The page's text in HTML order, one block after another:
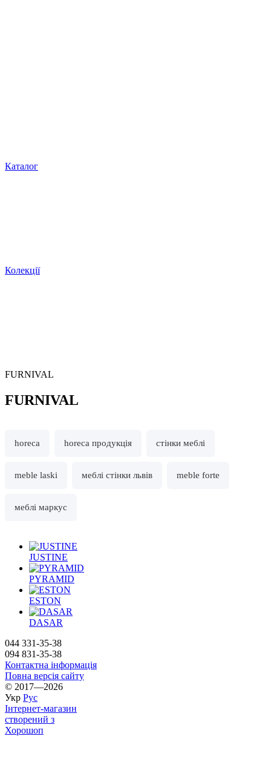
Каталог
Колекції
FURNIVAL
FURNIVAL
horeca horeca продукція стінки меблі
meble laski меблі стінки львів meble forte
меблі маркус
JUSTINE
PYRAMID
ESTON
DASAR
044 331-35-38
094 831-35-38
Контактна інформація
Повна версія сайту
© 2017—2026
Укр Рус
Інтернет-магазин
створений з
Хорошоп